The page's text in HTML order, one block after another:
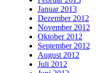
Januar 2013
Dezember 2012
November 2012
Oktober 2012
September 2012
August 2012
Juli 2012